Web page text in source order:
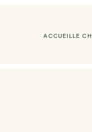
ACCUEILLE